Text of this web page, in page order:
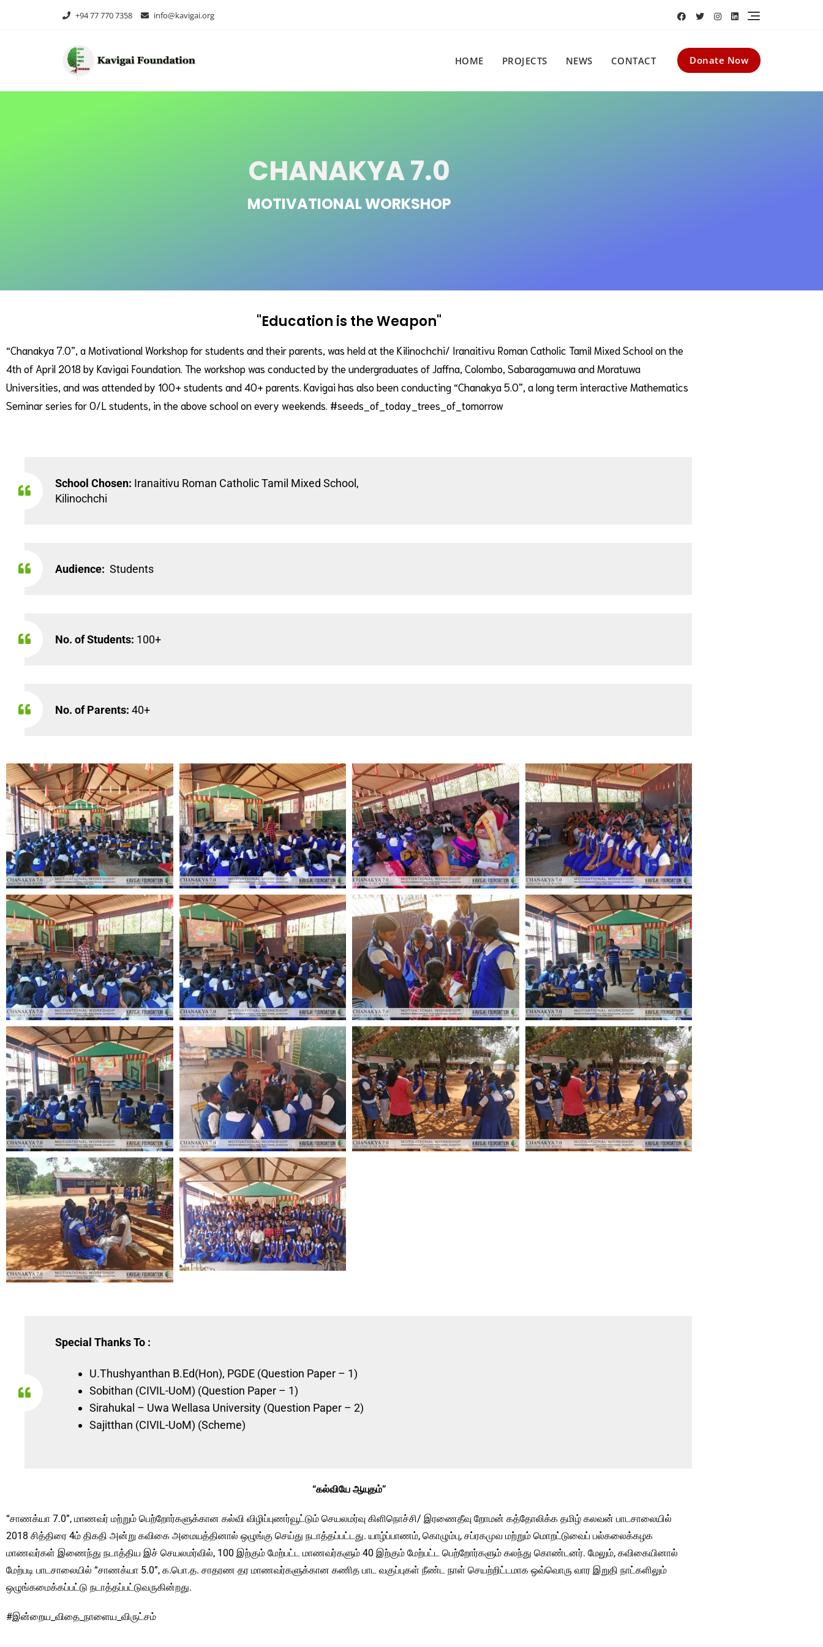
+94 77 770 7358 info@kavigai.org
HOME PROJECTS NEWS CONTACT Donate Now
CHANAKYA 7.0
MOTIVATIONAL WORKSHOP
"Education is the Weapon"
“Chanakya 7.0”, a Motivational Workshop for students and their parents, was held at the Kilinochchi/ Iranaitivu Roman Catholic Tamil Mixed School on the
4th of April 2018 by Kavigai Foundation. The workshop was conducted by the undergraduates of Jaffna, Colombo, Sabaragamuwa and Moratuwa
Universities, and was attended by 100+ students and 40+ parents. Kavigai has also been conducting “Chanakya 5.0”, a long term interactive Mathematics
Seminar series for O/L students, in the above school on every weekends. #seeds_of_today_trees_of_tomorrow
School Chosen: Iranaitivu Roman Catholic Tamil Mixed School,
Kilinochchi
Audience: Students
No. of Students: 100+
No. of Parents: 40+
Special Thanks To :
U.Thushyanthan B.Ed(Hon), PGDE (Question Paper – 1)
Sobithan (CIVIL-UoM) (Question Paper – 1)
Sirahukal – Uwa Wellasa University (Question Paper – 2)
Sajitthan (CIVIL-UoM) (Scheme)
“௧ல்வியே ஆயுதம்”
“சாணக்யா 7.0”, மாணவர் மற்றும் பெற்றோர்களுக்கான கல்வி விழிப்புணர்வூட்டும் செயலமர்வு கிளிநொச்சி/ இரணைதீவு றோமன் கத்தோலிக்க தமிழ் கலவன் பாடசாலையில்
2018 சித்திரை 4ம் திகதி அன்று கவிகை அமையத்தினால் ஒழுங்கு செய்து நடாத்தப்பட்டது. யாழ்ப்பாணம், கொழும்பு, சப்ரகமுவ மற்றும் மொறட்டுவைப் பல்கலைக்கழக
மாணவர்கள் இணைந்து நடாத்திய இச் செயலமர்வில், 100 இற்கும் மேற்பட்ட மாணவர்களும் 40 இற்கும் மேற்பட்ட பெற்றோர்களும் கலந்து கொண்டனர். மேலும், கவிகையினால்
மேற்படி பாடசாலையில் “சாணக்யா 5.0”, க.பொ.த. சாதரண தர மாணவர்களுக்கான கணித பாட வகுப்புகள் நீண்ட நாள் செயற்றிட்டமாக ஒவ்வொரு வார இறுதி நாட்களிலும்
ஒழுங்கமைக்கப்பட்டு நடாத்தப்பட்டுவருகின்றது.
#இன்றைய_விதை_நாளைய_விருட்சம்